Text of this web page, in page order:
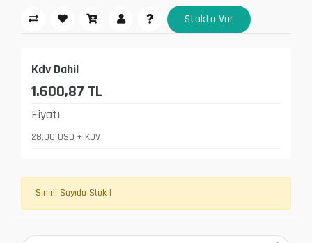
Stokta Var
Kdv Dahil
1.600,87 TL
Fiyatı
28,00 USD + KDV
Sınırlı Sayıda Stok !